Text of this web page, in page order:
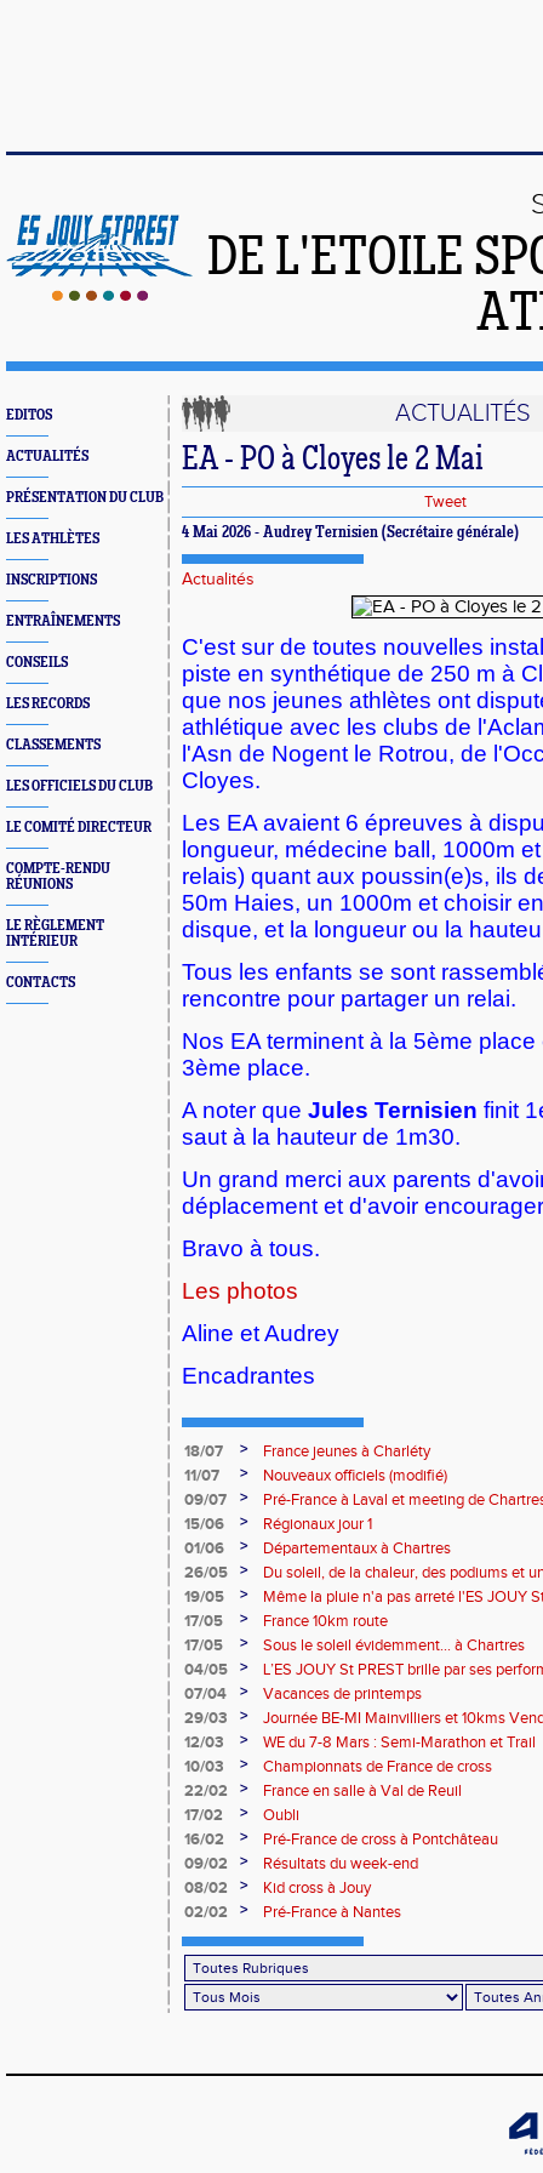
DE L'ETOILE
EDITOS
ACTUALITÉS
PRÉSENTATION DU CLUB
LES ATHLÈTES
INSCRIPTIONS
ENTRAÎNEMENTS
CONSEILS
LES RECORDS
CLASSEMENTS
LES OFFICIELS DU CLUB
LE COMITÉ DIRECTEUR
COMPTE-RENDU
RÉUNIONS
LE RÈGLEMENT
INTÉRIEUR
CONTACTS
ACTUALITÉS
EA - PO à Cloyes le 2 Mai
Tweet
4 Mai 2026 - Audrey Ternisien (Secrétaire générale)
Actualités
C'est sur de toutes nouvelles
piste en synthétique de 250 m à
que nos jeunes athlètes ont
athlétique avec les clubs de
l'Asn de Nogent le Rotrou, de
Cloyes.
Les EA avaient 6 épreuves à
longueur, médecine ball, 1000m
relais) quant aux poussin(e)s, ils
50m Haies, un 1000m et choisir
disque, et la longueur ou la
Tous les enfants se sont
rencontre pour partager un relai.
Nos EA terminent à la 5ème place
3ème place.
A noter que Jules Ternisien finit
saut à la hauteur de 1m30.
Un grand merci aux parents
déplacement et d'avoir
Bravo à tous.
Les photos
Aline et Audrey
Encadrantes
18/07 >
France jeunes à Charléty
11/07
>
Nouveaux officiels (modifié)
09/07
>
Pré-France à Laval et meeting de
15/06
>
Régionaux jour 1
01/06
>
Départementaux à Chartres
26/05
>
Du soleil, de la chaleur, des podiums et
de Maintenon
19/05 >
Même la pluie n'a pas arreté l'ES JOUY
titre à Bourges !!
17/05 >
France 10km route
17/05
>
Sous le soleil évidemment... à Chartres
04/05
>
L’ES JOUY St PREST brille par ses
le stade de Dreux
07/04 >
Vacances de printemps
29/03
>
Journée BE-MI Mainvilliers et 10kms
12/03
>
WE du 7-8 Mars : Semi-Marathon et Trail
10/03
>
Championnats de France de cross
22/02
>
France en salle à Val de Reuil
17/02
>
Oubli
16/02
>
Pré-France de cross à Pontchâteau
09/02
>
Résultats du week-end
08/02
>
Kid cross à Jouy
02/02
> Pré-France à Nantes